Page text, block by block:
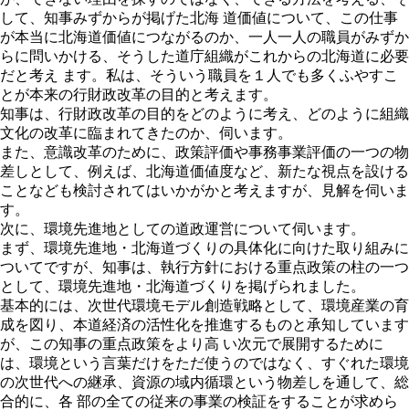
して、知事みずからが掲げた北海 道価値について、この仕事
が本当に北海道価値につながるのか、一人一人の職員がみずか
らに問いかける、そうした道庁組織がこれからの北海道に必要
だと考え ます。私は、そういう職員を１人でも多くふやすこ
とが本来の行財政改革の目的と考えます。
知事は、行財政改革の目的をどのように考え、どのように組織
文化の改革に臨まれてきたのか、伺います。
また、意識改革のために、政策評価や事務事業評価の一つの物
差しとして、例えば、北海道価値度など、新たな視点を設ける
ことなども検討されてはいかがかと考えますが、見解を伺いま
す。
次に、環境先進地としての道政運営について伺います。
まず、環境先進地・北海道づくりの具体化に向けた取り組みに
ついてですが、知事は、執行方針における重点政策の柱の一つ
として、環境先進地・北海道づくりを掲げられました。
基本的には、次世代環境モデル創造戦略として、環境産業の育
成を図り、本道経済の活性化を推進するものと承知しています
が、この知事の重点政策をより高 い次元で展開するために
は、環境という言葉だけをただ使うのではなく、すぐれた環境
の次世代への継承、資源の域内循環という物差しを通して、総
合的に、各 部の全ての従来の事業の検証をすることが求めら